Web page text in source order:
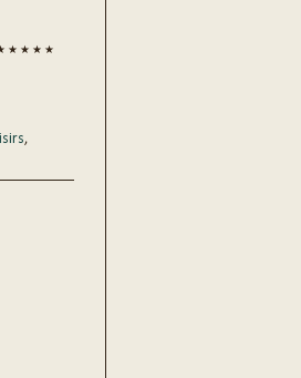
★ ★ ★ ★
,